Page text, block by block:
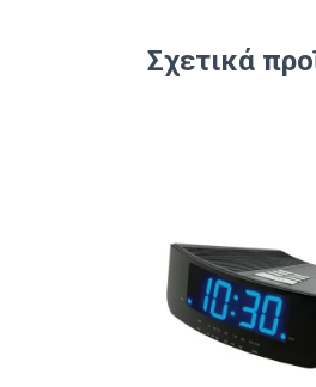
Σχετικά